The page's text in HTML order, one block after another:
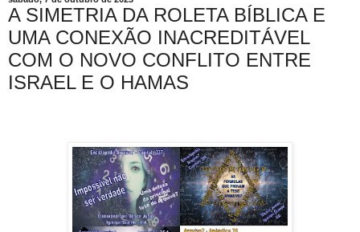
A SIMETRIA DA ROLETA BÍBLICA E
UMA CONEXÃO INACREDITÁVEL
COM O NOVO CONFLITO ENTRE
ISRAEL E O HAMAS